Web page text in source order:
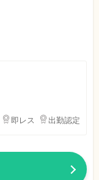
即レス 出勤認定